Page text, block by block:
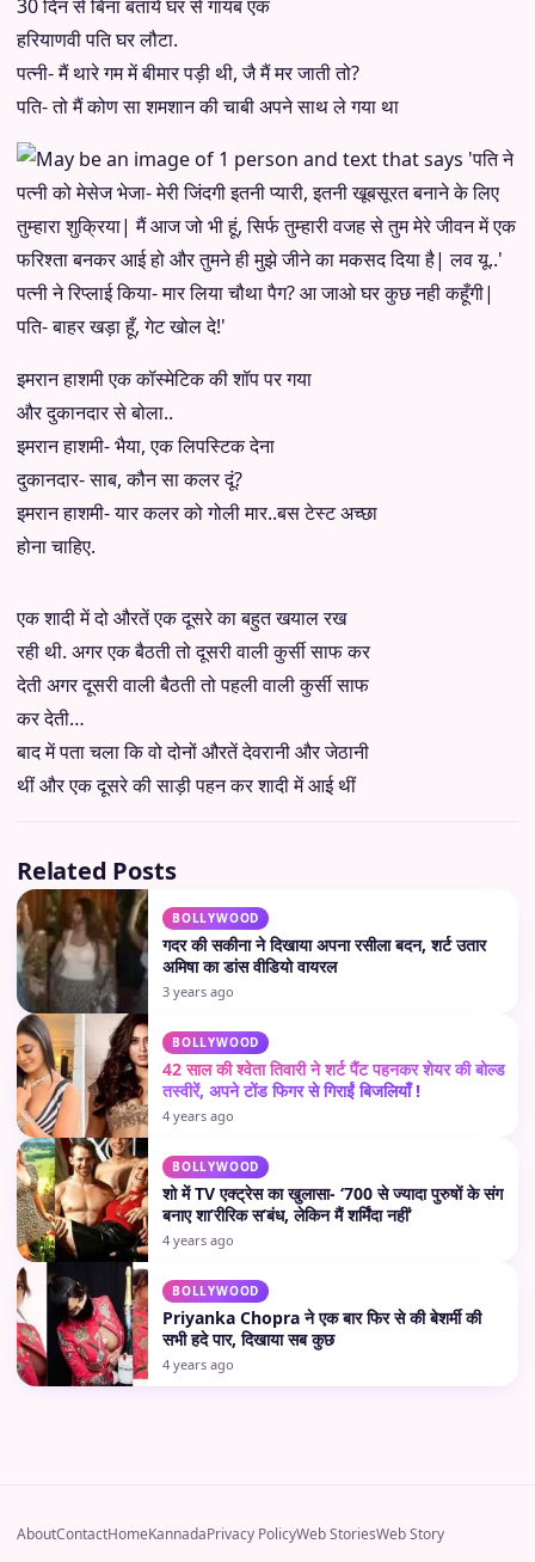
30 दिन से बिना बताये घर से गायब एक
हरियाणवी पति घर लौटा.
पत्नी- मैं थारे गम में बीमार पड़ी थी, जै मैं मर जाती तो?
पति- तो मैं कोण सा शमशान की चाबी अपने साथ ले गया था
इमरान हाशमी एक कॉस्मेटिक की शॉप पर गया
और दुकानदार से बोला..
इमरान हाशमी- भैया, एक लिपस्टिक देना
दुकानदार- साब, कौन सा कलर दूं?
इमरान हाशमी- यार कलर को गोली मार..बस टेस्ट अच्छा
होना चाहिए.
एक शादी में दो औरतें एक दूसरे का बहुत खयाल रख
रही थी. अगर एक बैठती तो दूसरी वाली कुर्सी साफ कर
देती अगर दूसरी वाली बैठती तो पहली वाली कुर्सी साफ
कर देती…
बाद में पता चला कि वो दोनों औरतें देवरानी और जेठानी
थीं और एक दूसरे की साड़ी पहन कर शादी में आई थीं
Related Posts
BOLLYWOOD
गदर की सकीना ने दिखाया अपना रसीला बदन, शर्ट उतार
अमिषा का डांस वीडियो वायरल
3 years ago
BOLLYWOOD
42 साल की श्वेता तिवारी ने शर्ट पैंट पहनकर शेयर की बोल्ड
तस्वीरें, अपने टोंड फिगर से गिराईं बिजलियाँ !
4 years ago
BOLLYWOOD
शो में TV एक्ट्रेस का खुलासा- ‘700 से ज्यादा पुरुषों के संग
बनाए शा’रीरिक स’बंध, लेकिन मैं शर्मिंदा नहीं’
4 years ago
BOLLYWOOD
Priyanka Chopra ने एक बार फिर से की बेशर्मी की
सभी हदे पार, दिखाया सब कुछ
4 years ago
AboutContactHomeKannadaPrivacy PolicyWeb StoriesWeb Story